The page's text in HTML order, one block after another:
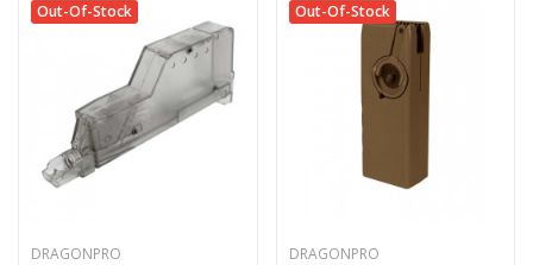
Out-Of-Stock
DRAGONPRO
Out-Of-Stock
DRAGONPRO